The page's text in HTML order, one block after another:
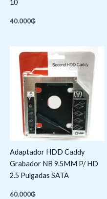
10
40.000₲
Adaptador HDD Caddy
Grabador NB 9.5MM P/ HD
2.5 Pulgadas SATA
60.000₲